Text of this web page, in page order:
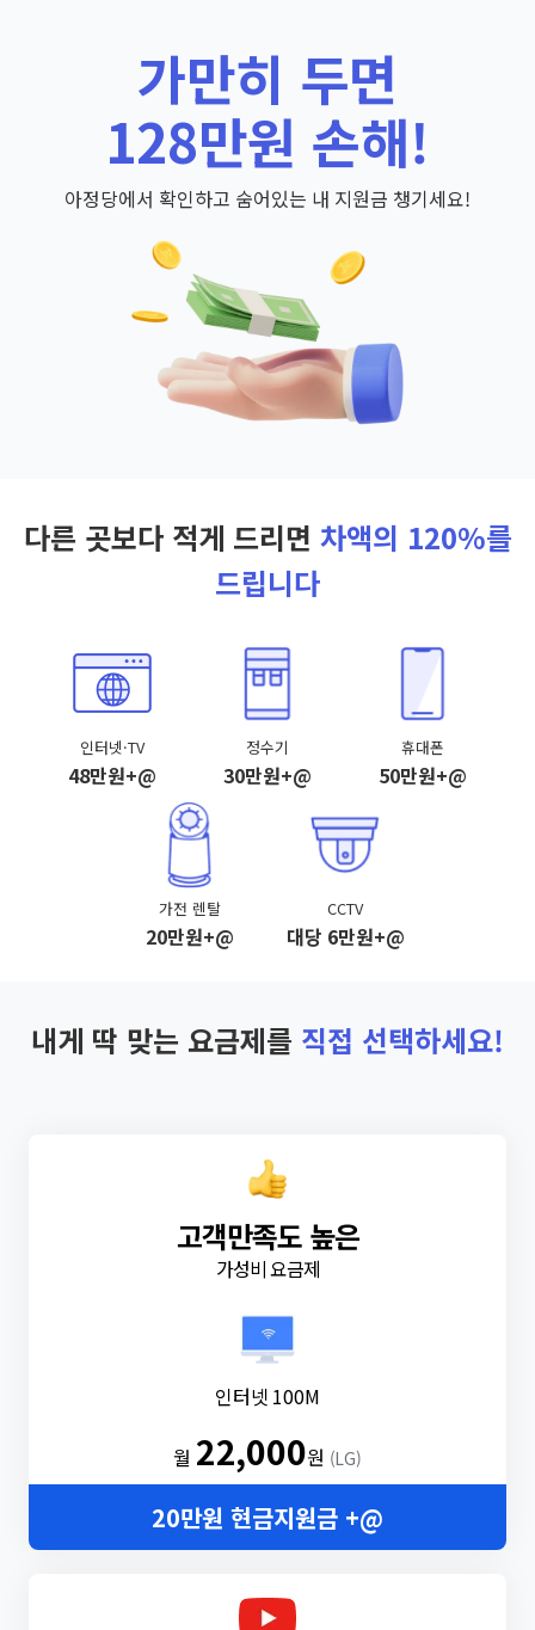
가만히 두면
128만원 손해!
아정당에서 확인하고 숨어있는 내 지원금 챙기세요!
다른 곳보다 적게 드리면 차액의 120%를
드립니다
인터넷·TV
48만원+@
정수기
30만원+@
휴대폰
50만원+@
가전 렌탈
20만원+@
CCTV
대당 6만원+@
내게 딱 맞는 요금제를 직접 선택하세요!
고객만족도 높은
가성비 요금제
인터넷 100M
월 22,000원 (LG)
20만원 현금지원금 +@